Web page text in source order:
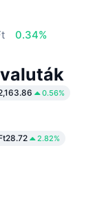
0.34%
0.56%
2.82%